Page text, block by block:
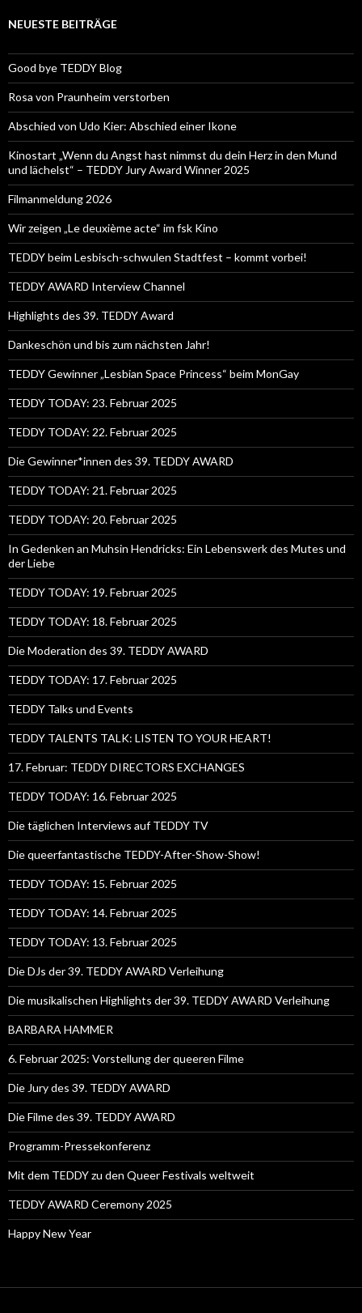
NEUESTE BEITRÄGE
Good bye TEDDY Blog
Rosa von Praunheim verstorben
Abschied von Udo Kier: Abschied einer Ikone
Kinostart „Wenn du Angst hast nimmst du dein Herz in den Mund
und lächelst“ – TEDDY Jury Award Winner 2025
Filmanmeldung 2026
Wir zeigen „Le deuxième acte“ im fsk Kino
TEDDY beim Lesbisch-schwulen Stadtfest – kommt vorbei!
TEDDY AWARD Interview Channel
Highlights des 39. TEDDY Award
Dankeschön und bis zum nächsten Jahr!
TEDDY Gewinner „Lesbian Space Princess“ beim MonGay
TEDDY TODAY: 23. Februar 2025
TEDDY TODAY: 22. Februar 2025
Die Gewinner*innen des 39. TEDDY AWARD
TEDDY TODAY: 21. Februar 2025
TEDDY TODAY: 20. Februar 2025
In Gedenken an Muhsin Hendricks: Ein Lebenswerk des Mutes und
der Liebe
TEDDY TODAY: 19. Februar 2025
TEDDY TODAY: 18. Februar 2025
Die Moderation des 39. TEDDY AWARD
TEDDY TODAY: 17. Februar 2025
TEDDY Talks und Events
TEDDY TALENTS TALK: LISTEN TO YOUR HEART!
17. Februar: TEDDY DIRECTORS EXCHANGES
TEDDY TODAY: 16. Februar 2025
Die täglichen Interviews auf TEDDY TV
Die queerfantastische TEDDY-After-Show-Show!
TEDDY TODAY: 15. Februar 2025
TEDDY TODAY: 14. Februar 2025
TEDDY TODAY: 13. Februar 2025
Die DJs der 39. TEDDY AWARD Verleihung
Die musikalischen Highlights der 39. TEDDY AWARD Verleihung
BARBARA HAMMER
6. Februar 2025: Vorstellung der queeren Filme
Die Jury des 39. TEDDY AWARD
Die Filme des 39. TEDDY AWARD
Programm-Pressekonferenz
Mit dem TEDDY zu den Queer Festivals weltweit
TEDDY AWARD Ceremony 2025
Happy New Year